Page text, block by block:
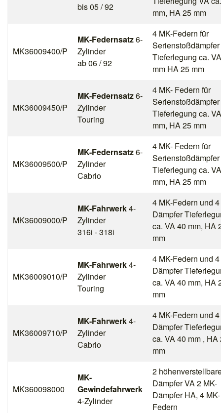
bis 05 / 92
mm, HA 25 mm
MK36009400/P
MK-Federnsatz6-
Zylinder
ab 06 / 92
4 MK-Federn für
Serienstoßdämpfer
Tieferlegung ca.
mm HA 25 mm
MK36009450/P
MK-Federnsatz6-
Zylinder
Touring
4 MK- Federn für
Serienstoßdämpfer
Tieferlegung ca.
mm, HA 25 mm
MK36009500/P
MK-Federnsatz6-
Zylinder
Cabrio
4 MK- Federn für
Serienstoßdämpfer
Tieferlegung ca.
mm, HA 25 mm
MK36009000/P
MK-Fahrwerk4-
Zylinder
316i - 318i
4 MK-Federn und
Dämpfer
ca. VA 40 mm, HA
mm
MK36009010/P
MK-Fahrwerk4-
Zylinder
Touring
4 MK-Federn und
Dämpfer
ca. VA 40 mm, HA
mm
MK36009710/P
MK-Fahrwerk4-
Zylinder
Cabrio
4 MK-Federn und
Dämpfer
ca. VA 40 mm , HA
mm
MK360098000
MK-
Gewindefahrwerk
4-Zylinder
2
Dämpfer VA 2 MK-
Dämpfer HA, 4 MK-
Federn